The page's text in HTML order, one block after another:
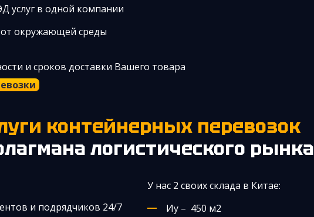
услуг в одной компании
окружающей среды
и сроков доставки Вашего товара
контейнерных перевозок
логистического рынка
и подрядчиков 24/7
У нас 2 своих склада в Китае:
Иу – 450 м2